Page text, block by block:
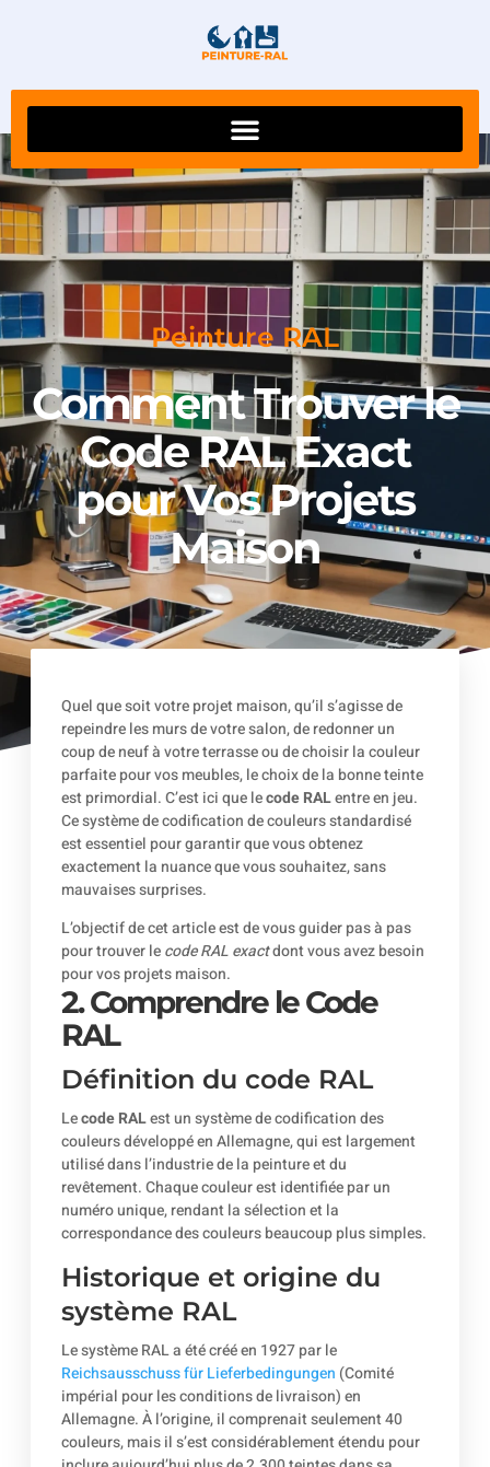
Peinture RAL
Comment Trouver le
Code RAL Exact
pour Vos Projets
Maison
Quel que soit votre projet maison, qu’il s’agisse de
repeindre les murs de votre salon, de redonner un
coup de neuf à votre terrasse ou de choisir la couleur
parfaite pour vos meubles, le choix de la bonne teinte
est primordial. C’est ici que lecode RALentre en jeu.
Ce système de codification de couleurs standardisé
est essentiel pour garantir que vous obtenez
exactement la nuance que vous souhaitez, sans
mauvaises surprises.
L’objectif de cet article est de vous guider pas à pas
pour trouver lecode RAL exactdont vous avez besoin
pour vos projets maison.
2. Comprendre le Code
RAL
Définition du code RAL
Lecode RALest un système de codification des
couleurs développé en Allemagne, qui est largement
utilisé dans l’industrie de la peinture et du
revêtement. Chaque couleur est identifiée par un
numéro unique, rendant la sélection et la
correspondance des couleurs beaucoup plus simples.
Historique et origine du
système RAL
Le système RAL a été créé en 1927 par le
Reichsausschuss für Lieferbedingungen (Comité
impérial pour les conditions de livraison) en
Allemagne. À l’origine, il comprenait seulement 40
couleurs, mais il s’est considérablement étendu pour